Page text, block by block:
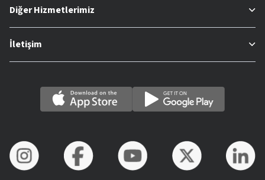
Diğer Hizmetlerimiz
İletişim